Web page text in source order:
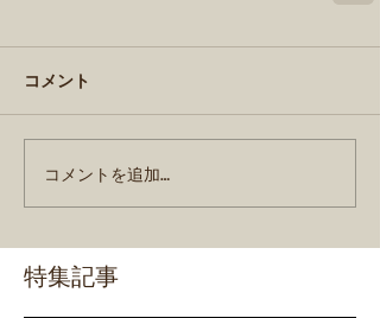
特集記事
コメント
コメントを追加…